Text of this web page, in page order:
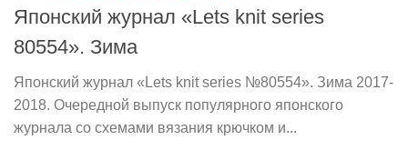
Японский журнал «Lets knit series
80554». Зима
Японский журнал «Lets knit series №80554». Зима 2017-
2018. Очередной выпуск популярного японского
журнала со схемами вязания крючком и...